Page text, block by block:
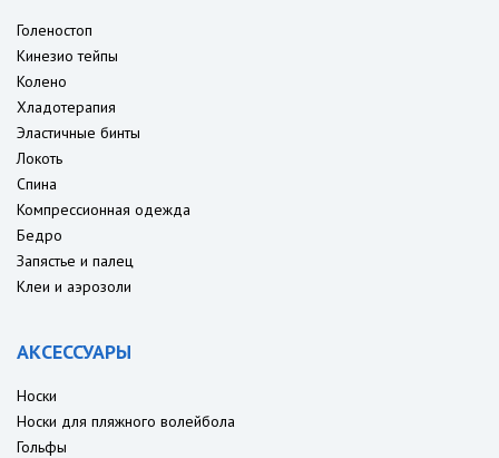
Голеностоп
Кинезио тейпы
Колено
Хладотерапия
Эластичные бинты
Локоть
Спина
Компрессионная одежда
Бедро
Запястье и палец
Клеи и аэрозоли
АКСЕССУАРЫ
Носки
Носки для пляжного волейбола
Гольфы